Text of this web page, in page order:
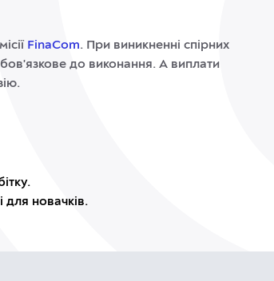
FinaCom. При виникненні спірних
до виконання. А виплати
для новачків.